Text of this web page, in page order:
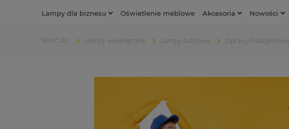
Lampy dla biznesu Oświetlenie meblowe Akcesoria Nowości
Lampy wewnętrzne Lampy sufitowe Oprawy halogenowe